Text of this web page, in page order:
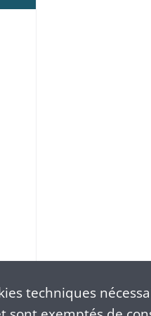
techniques